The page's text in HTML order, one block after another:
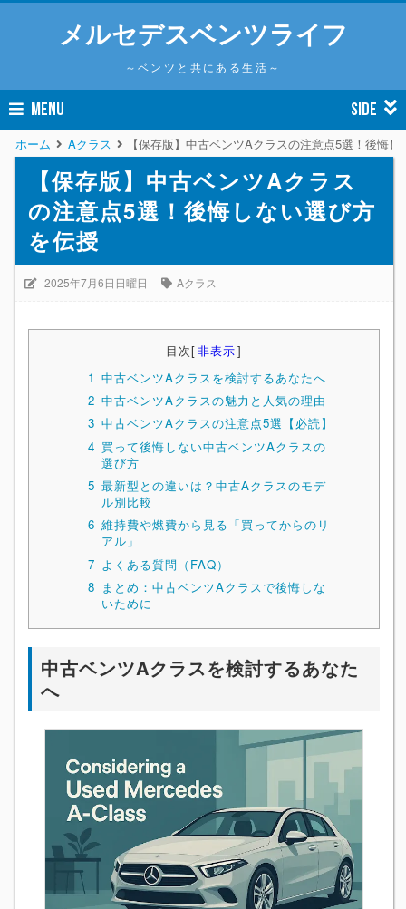
メルセデスベンツライフ
～ベンツと共にある生活～
MENU SIDE
ホーム Aクラス 【保存版】中古ベンツAクラスの注意点5選！後悔
【保存版】中古ベンツAクラス
の注意点5選！後悔しない選び方
を伝授
2025年7月6日日曜日 Aクラス
目次[非表示]
1 中古ベンツAクラスを検討するあなたへ
2 中古ベンツAクラスの魅力と人気の理由
3 中古ベンツAクラスの注意点5選【必読】
4 買って後悔しない中古ベンツAクラスの
選び方
5 最新型との違いは？中古Aクラスのモデ
ル別比較
6 維持費や燃費から見る「買ってからのリ
アル」
7 よくある質問（FAQ）
8 まとめ：中古ベンツAクラスで後悔しな
いために
中古ベンツAクラスを検討するあなた
へ